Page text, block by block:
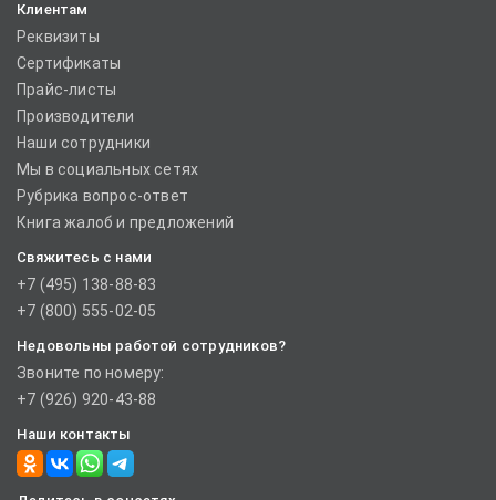
Клиентам
Реквизиты
Сертификаты
Прайс-листы
Производители
Наши сотрудники
Мы в социальных сетях
Рубрика вопрос-ответ
Книга жалоб и предложений
Свяжитесь с нами
+7 (495) 138-88-83
+7 (800) 555-02-05
Недовольны работой сотрудников?
Звоните по номеру:
+7 (926) 920-43-88
Наши контакты